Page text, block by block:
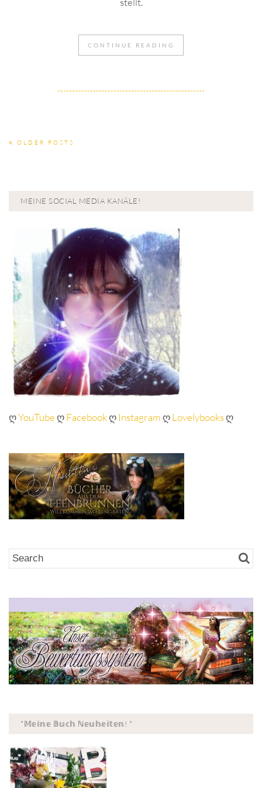
CONTINUE READING
OLDER POSTS
MEINE SOCIAL MEDIA KANÄLE!
ღYouTubeღFacebookღ InstagramღLovelybooksღ
*𝕄𝕖𝕚𝕟𝕖 𝔹𝕦𝕔𝕙 ℕ𝕖𝕦𝕙𝕖𝕚𝕥𝕖𝕟! *